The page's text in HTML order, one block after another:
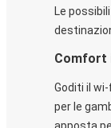
Le
Comfort
Goditi il
per le